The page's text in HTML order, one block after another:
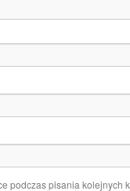
podczas pisania kolejnych